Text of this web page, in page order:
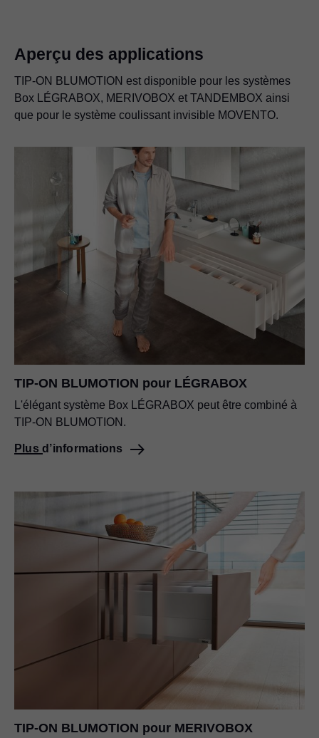
Aperçu des applications
TIP-ON BLUMOTION est disponible pour les systèmes
Box LÉGRABOX, MERIVOBOX et TANDEMBOX ainsi
que pour le système coulissant invisible MOVENTO.
TIP-ON BLUMOTION pour LÉGRABOX
L'élégant système Box LÉGRABOX peut être combiné à
TIP-ON BLUMOTION.
Plus d’informations
TIP-ON BLUMOTION pour MERIVOBOX